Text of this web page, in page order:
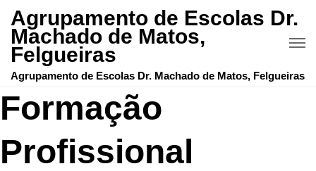
Agrupamento de Escolas Dr.
Machado de Matos,
Felgueiras
Agrupamento de Escolas Dr. Machado de Matos, Felgueiras
Formação
Profissional